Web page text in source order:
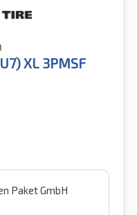
XL 3PMSF
Paket GmbH